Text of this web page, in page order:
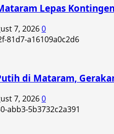
Lepas
7, 20260
di Mataram,
7, 20260